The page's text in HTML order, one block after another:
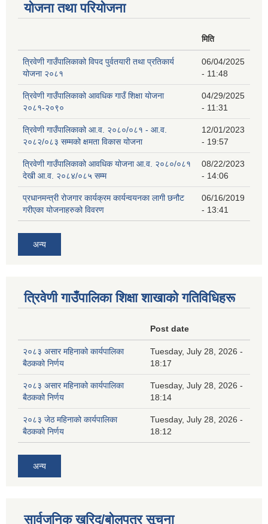
योजना तथा परियोजना
मिति
त्रिवेणी गाउँपालिकाको विपद पुर्वतयारी तथा प्रतिकार्य
योजना २०८१
06/04/2025
- 11:48
त्रिवेणी गाउँपालिकाको आवधिक गाउँ शिक्षा योजना
२०८१-२०९०
04/29/2025
- 11:31
त्रिवेणी गाउँपालिकाको आ.व. २०८०/०८१ - आ.व.
२०८२/०८३ सम्मको क्षमता विकास योजना
12/01/2023
- 19:57
त्रिवेणी गाउँपालिकाको आवधिक योजना आ.व. २०८०/०८१
देखी आ.व. २०८४/०८५ सम्म
08/22/2023
- 14:06
प्रधानमन्त्री रोजगार कार्यक्रम कार्यन्वयनका लागी छनौट
गरीएका योजनाहरुको विवरण
06/16/2019
- 13:41
अन्य
त्रिवेणी गाउँपालिका शिक्षा शाखाकाे गतिविधिहरू
Post date
२०८३ असार महिनाको कार्यपालिका
बैठकको निर्णय
Tuesday, July 28, 2026 -
18:17
२०८३ असार महिनाको कार्यपालिका
बैठकको निर्णय
Tuesday, July 28, 2026 -
18:14
२०८३ जेठ महिनाको कार्यपालिका
बैठकको निर्णय
Tuesday, July 28, 2026 -
18:12
अन्य
सार्वजनिक खरिद/बोलपत्र सूचना